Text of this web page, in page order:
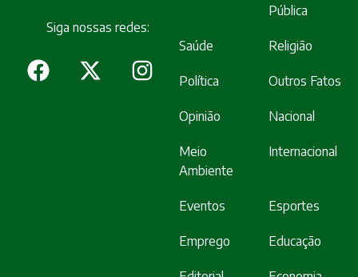
Siga nossas redes:
Pública
Saúde Religião
Política Outros Fatos
Opinião Nacional
Meio
Ambiente
Internacional
Eventos Esportes
Emprego Educação